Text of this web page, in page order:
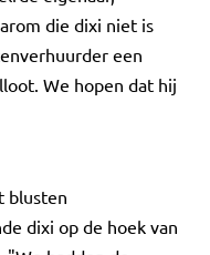
die dixi niet is
een
We hopen dat hij
blusten
dixi op de hoek van